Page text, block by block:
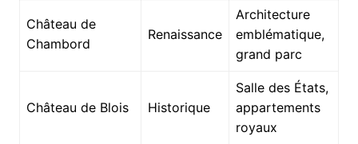
Château de
Chambord
Renaissance
Architecture
emblématique,
grand parc
Château de Blois Historique
Salle des États,
appartements
royaux